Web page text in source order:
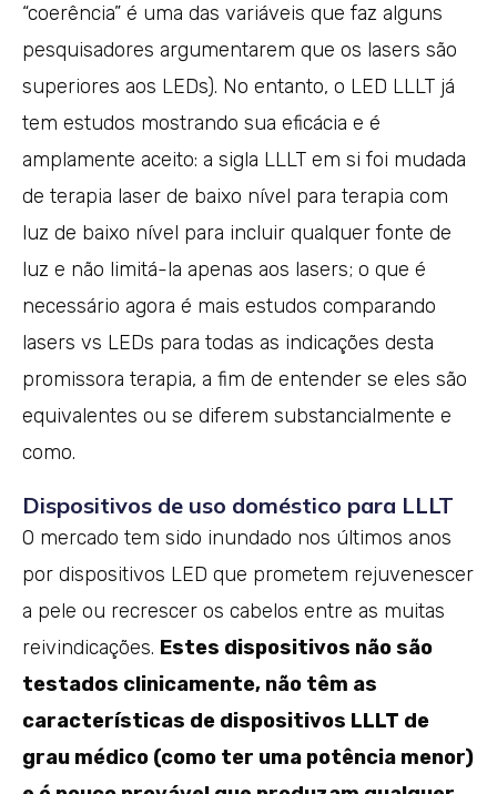
“coerência” é uma das variáveis que faz alguns
pesquisadores argumentarem que os lasers são
superiores aos LEDs). No entanto, o LED LLLT já
tem estudos mostrando sua eficácia e é
amplamente aceito: a sigla LLLT em si foi mudada
de terapia laser de baixo nível para terapia com
luz de baixo nível para incluir qualquer fonte de
luz e não limitá-la apenas aos lasers; o que é
necessário agora é mais estudos comparando
lasers vs LEDs para todas as indicações desta
promissora terapia, a fim de entender se eles são
equivalentes ou se diferem substancialmente e
como.
Dispositivos de uso doméstico para LLLT
O mercado tem sido inundado nos últimos anos
por dispositivos LED que prometem rejuvenescer
a pele ou recrescer os cabelos entre as muitas
reivindicações. Estes dispositivos não são
testados clinicamente, não têm as
características de dispositivos LLLT de
grau médico (como ter uma potência menor)